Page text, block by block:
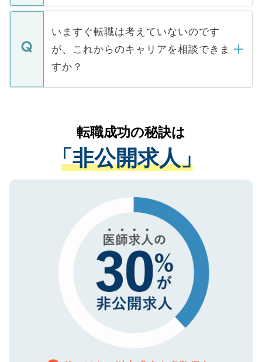
関を公にしてしまうと、応募が殺到する場
に、医療機関が求める条件に合った人材の
みを人材紹介会社に依頼するケースが増え
ています。
定を承諾する必要はありません。内定先へ
の辞退の連絡はキャリアパートナーが行い
個人情報が漏えいすることはありませんの
で、ご安心ください。当サイトからの登録
などで収集したご登録者様の個人情報は、
ご本人のキャリアアップおよび転職活動の
支援を目的に使用いたします。お預かりし
ているすべての個人データはご本人の許可
は、個人情報の取り扱いについての厳密な
管理基準を満たした事業者のみに付与され
る、プライバシーマークを取得済みです。
で、機密保持に関してもご安心ください。
いますぐ転職は考えていないのです
が、これからのキャリアを相談できま
すか？
かがいして、現在の医療機関の状況や紹介
経験をまじえながら、適切なアドバイスを
させていただきます。すぐにご転職をされ
ない方には、長期的なサポートが可能です
ので、まずはご登録ください。
転職成功の秘訣は
「非公開求人」